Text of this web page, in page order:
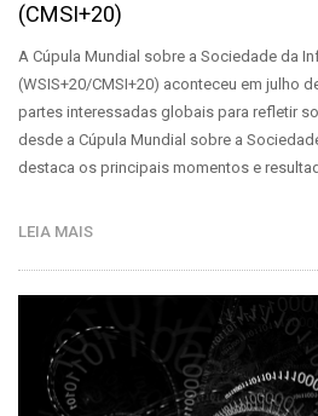
(CMSI+20)
A Cúpula Mundial sobre a Sociedade da
(WSIS+20/CMSI+20) aconteceu em julho
partes interessadas globais para refletir
desde a Cúpula Mundial sobre a
destaca os principais momentos e
LEIA MAIS